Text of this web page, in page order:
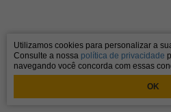
Utilizamos cookies para personalizar a
Consulte a nossa política de privacidade
navegando você concorda com essas
OK